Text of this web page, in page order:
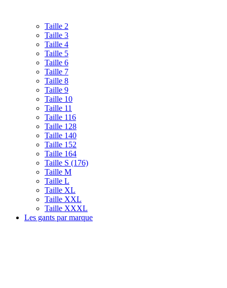
Taille 2
Taille 3
Taille 4
Taille 5
Taille 6
Taille 7
Taille 8
Taille 9
Taille 10
Taille 11
Taille 116
Taille 128
Taille 140
Taille 152
Taille 164
Taille S (176)
Taille M
Taille L
Taille XL
Taille XXL
Taille XXXL
Les gants par marque